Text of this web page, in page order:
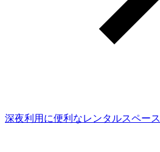
深夜利用に便利なレンタルスペース